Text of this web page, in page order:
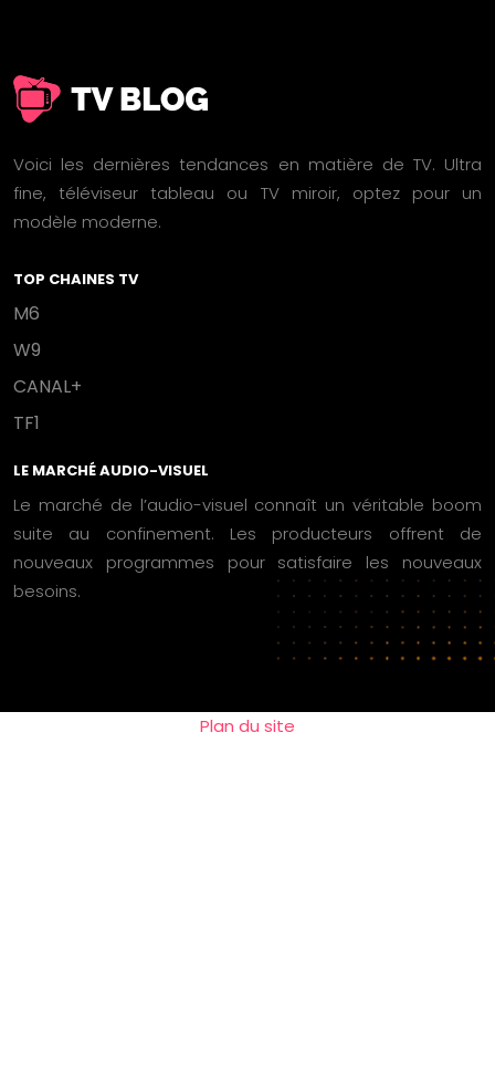
Voici les dernières tendances en matière de TV. Ultra
fine, téléviseur tableau ou TV miroir, optez pour un
modèle moderne.
TOP CHAINES TV
M6
W9
CANAL+
TF1
LE MARCHÉ AUDIO-VISUEL
Le marché de l’audio-visuel connaît un véritable boom
suite au confinement. Les producteurs offrent de
nouveaux programmes pour satisfaire les nouveaux
besoins.
Plan du site